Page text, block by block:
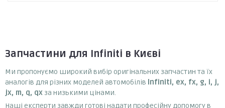
Запчастини для Infiniti в Києві
Ми пропонуємо широкий вибір оригінальних запчастин та їх
аналогів для різних моделей автомобілів Infiniti, ex, fx, g, i, j,
jx, m, q, qx за низькими цінами.
Наші експерти завжди готові надати професійну допомогу в